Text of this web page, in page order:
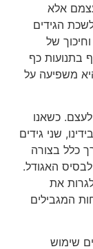
אלא
הגידים
של
בתנועות כף
משפיעה על
כשאנו
שני גידים
כלל בצורה
האגודל.
את
המגבילים
שימוש